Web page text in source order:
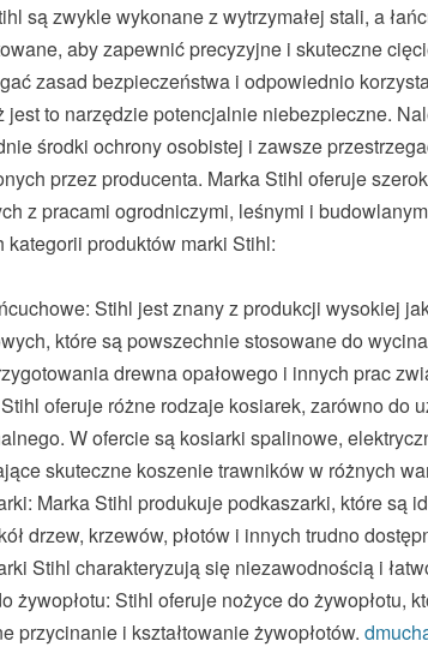
są zwykle wykonane z wytrzymałej stali, a
aby zapewnić precyzyjne i skuteczne
zasad bezpieczeństwa i odpowiednio
jest to narzędzie potencjalnie niebezpieczne.
środki ochrony osobistej i zawsze
przez producenta. Marka Stihl oferuje
z pracami ogrodniczymi, leśnymi i
kategorii produktów marki Stihl:
Stihl jest znany z produkcji wysokiej
które są powszechnie stosowane do
drewna opałowego i innych prac
oferuje różne rodzaje kosiarek, zarówno do
W ofercie są kosiarki spalinowe,
skuteczne koszenie trawników w różnych
Marka Stihl produkuje podkaszarki, które są
drzew, krzewów, płotów i innych trudno
Stihl charakteryzują się niezawodnością i
żywopłotu: Stihl oferuje nożyce do żywopłotu,
przycinanie i kształtowanie żywopłotów.